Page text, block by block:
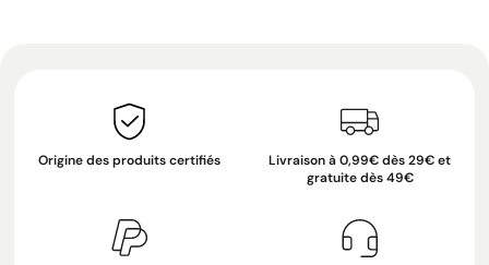
Origine des produits certifiés
Livraison à 0,99€ dès 29€ et
gratuite dès 49€